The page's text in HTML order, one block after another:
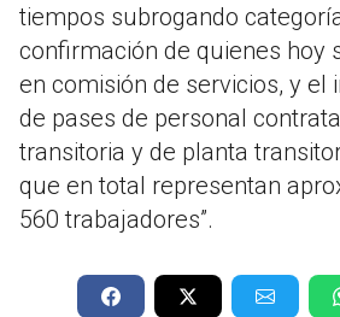
tiempos subrogando
confirmación de quienes hoy
en comisión de servicios, y el
de pases de personal
transitoria y de planta
que en total representan
560 trabajadores”.